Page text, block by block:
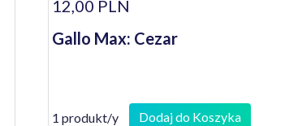
12,00 PLN
Gallo Max: Cezar
1 produkt/y Dodaj do Koszyka